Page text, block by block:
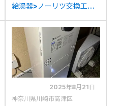
給湯器>ノーリツ交換工事
2434AWX3Hからノーリ
ツGTH-2454AW3H BLへ
の交換
2025年8月21日
神奈川県川崎市高津区